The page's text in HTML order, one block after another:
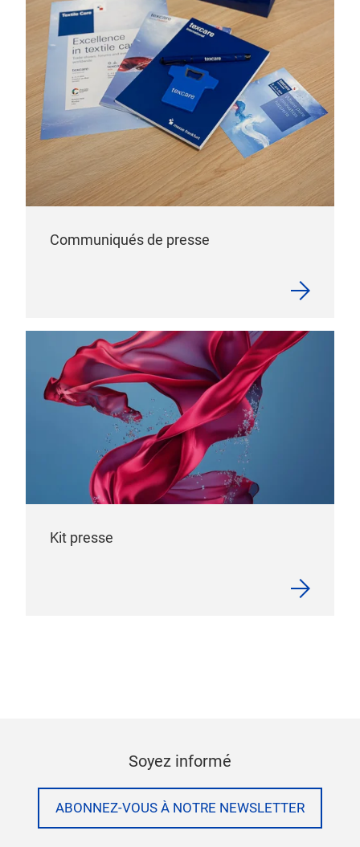
Communiqués de presse
Kit presse
Soyez informé
ABONNEZ-VOUS À NOTRE NEWSLETTER